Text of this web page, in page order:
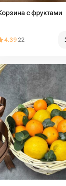
с фруктами
4.3922